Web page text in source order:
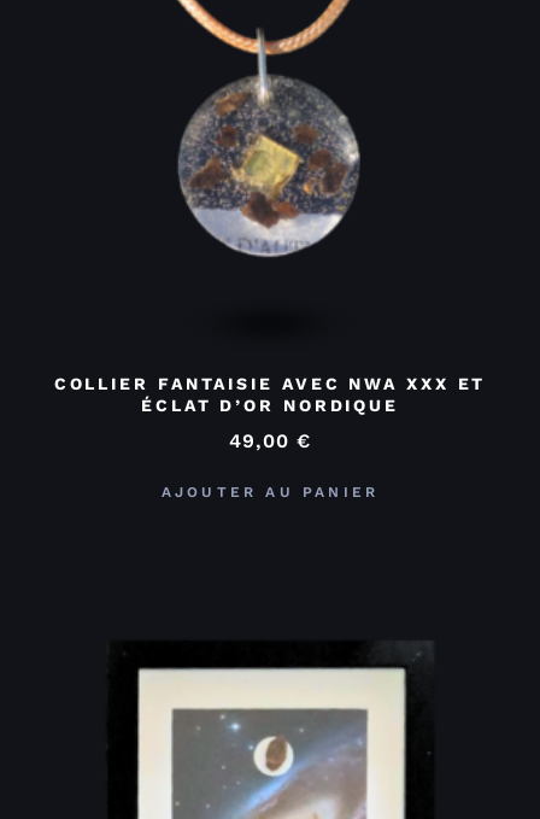
COLLIER FANTAISIE AVEC NWA XXX ET
ÉCLAT D’OR NORDIQUE
49,00 €
AJOUTER AU PANIER